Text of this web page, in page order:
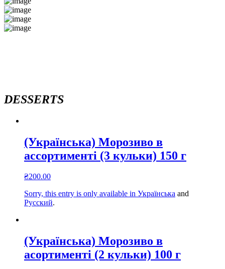
DESSERTS
(Українська) Морозиво в
ассортименті (3 кульки) 150 г
₴200.00
Sorry, this entry is only available in Українська and
Русский.
(Українська) Морозиво в
асортименті (2 кульки) 100 г